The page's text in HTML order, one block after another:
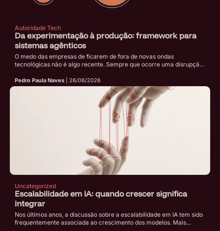
Autoridade Tech
Da experimentação à produção: framework para
sistemas agênticos
O medo das empresas de ficarem de fora de novas ondas
tecnológicas não é algo recente. Sempre que ocorre uma disrupção,
ferramentas, há um movimento generalizado de experimentação,
busca por eficiência e redução de custos. Antes de adotar um
framework para sistemas agênticos, […]
Pedro Paula Naves | 26/06/2026
Uncategorized
Escalabilidade em IA: quando crescer significa
integrar
Nos últimos anos, a discussão sobre a escalabilidade em IA tem sido
frequentemente associada ao crescimento dos modelos. Mais